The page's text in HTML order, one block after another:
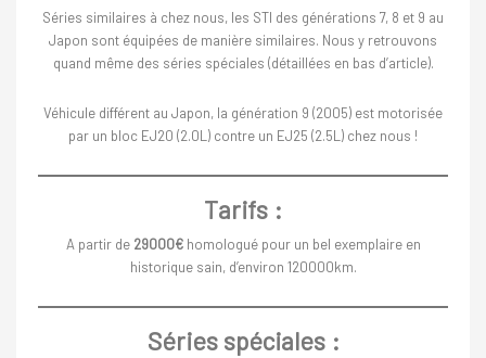
Séries similaires à chez nous, les STI des générations 7, 8 et 9 au
Japon sont équipées de manière similaires. Nous y retrouvons
quand même des séries spéciales (détaillées en bas d’article).
Véhicule différent au Japon, la génération 9 (2005) est motorisée
par un bloc EJ20 (2.0L) contre un EJ25 (2.5L) chez nous !
Tarifs :
A partir de 29000€homologué pour un bel exemplaire en
historique sain, d’environ 120000km.
Séries spéciales :